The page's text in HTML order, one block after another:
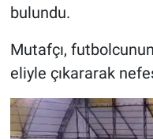
bulundu.
Mutafçı,
eliyle çıkararak